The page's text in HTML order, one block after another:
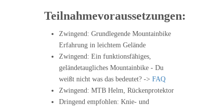
Teilnahmevoraussetzungen:
Zwingend: Grundlegende Mountainbike
Erfahrung in leichtem Gelände
Zwingend: Ein funktionsfähiges,
geländetaugliches Mountainbike - Du
weißt nicht was das bedeutet? -> FAQ
Zwingend: MTB Helm, Rückenprotektor
Dringend empfohlen: Knie- und